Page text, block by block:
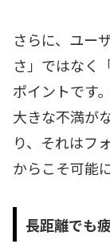
さらに、ユー
さ」ではなく
ポイントです
大きな不満が
り、それはフ
からこそ可能
長距離でも